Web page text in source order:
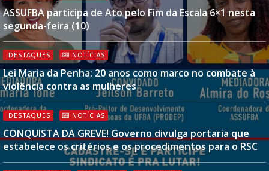
ASSUFBA participa de Ato pelo Fim da Escala 6×1 nesta
segunda-feira (10)
DESTAQUES NOTÍCIAS
Lei Maria da Penha: 20 anos como marco no combate à
violência contra as mulheres
DESTAQUES NOTÍCIAS
CONQUISTA DA GREVE! Governo divulga portaria que
estabelece os critérios e os procedimentos para o RSC